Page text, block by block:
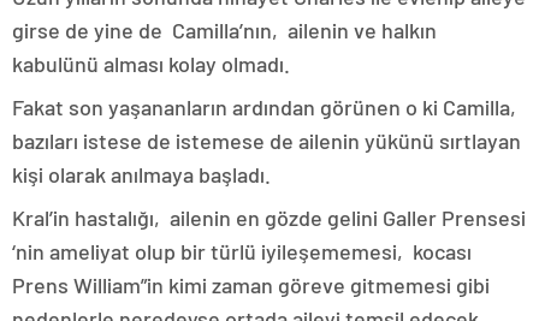
girse de yine de Camilla’nın, ailenin ve halkın
kabulünü alması kolay olmadı.
Fakat son yaşananların ardından görünen o ki Camilla,
bazıları istese de istemese de ailenin yükünü sırtlayan
kişi olarak anılmaya başladı.
Kral’in hastalığı, ailenin en gözde gelini Galler Prensesi
‘nin ameliyat olup bir türlü iyileşememesi, kocası
Prens William”in kimi zaman göreve gitmemesi gibi